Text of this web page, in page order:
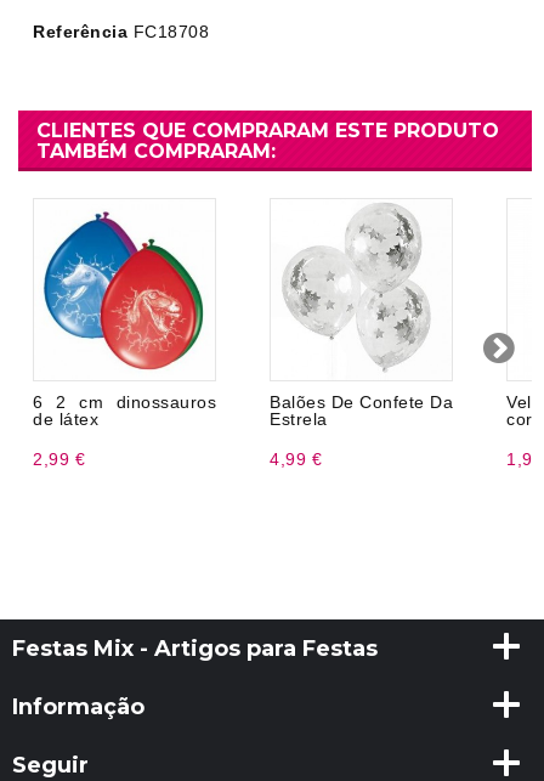
Referência FC18708
CLIENTES QUE COMPRARAM ESTE PRODUTO
TAMBÉM COMPRARAM:
6 2 cm dinossauros
de látex
2,99 €
Balões De Confete Da
Estrela
4,99 €
Festas Mix - Artigos para Festas
Informação
Seguir